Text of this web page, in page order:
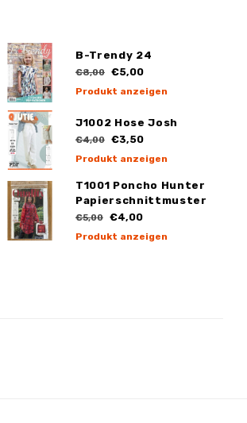
B-Trendy 24
€8,00 €5,00
Produkt anzeigen
J1002 Hose Josh
€4,00 €3,50
Produkt anzeigen
T1001 Poncho Hunter
Papierschnittmuster
€5,00 €4,00
Produkt anzeigen